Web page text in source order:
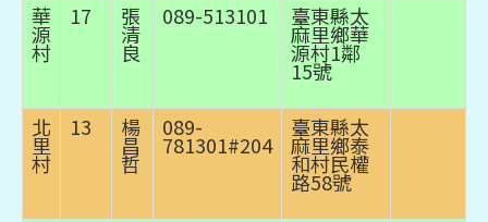
華
源
村
17 張
清
良
089-513101 臺東縣太
麻里鄉華
源村1鄰
15號
北
里
村
13 楊
昌
哲
089-
781301#204
臺東縣太
麻里鄉泰
和村民權
路58號